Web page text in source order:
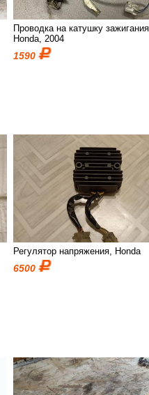
Проводка на катушку
Honda, 2004
1590
Регулятор напряжения, Honda
6500